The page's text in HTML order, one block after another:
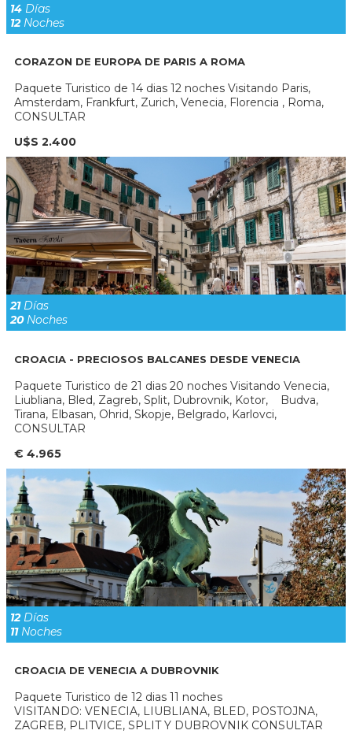
14 Días
12Noches
CORAZON DE EUROPA DE PARIS A ROMA
Paquete Turistico de 14 dias 12 noches Visitando Paris,
Amsterdam, Frankfurt, Zurich, Venecia, Florencia , Roma,
CONSULTAR
U$S 2.400
21Días
20Noches
CROACIA - PRECIOSOS BALCANES DESDE VENECIA
Paquete Turistico de 21 dias 20 noches Visitando Venecia,
Liubliana, Bled, Zagreb, Split, Dubrovnik, Kotor, Budva,
Tirana, Elbasan, Ohrid, Skopje, Belgrado, Karlovci,
CONSULTAR
€ 4.965
12Días
11Noches
CROACIA DE VENECIA A DUBROVNIK
Paquete Turistico de 12 dias 11 noches
VISITANDO: VENECIA, LIUBLIANA, BLED, POSTOJNA,
ZAGREB, PLITVICE, SPLIT Y DUBROVNIK CONSULTAR